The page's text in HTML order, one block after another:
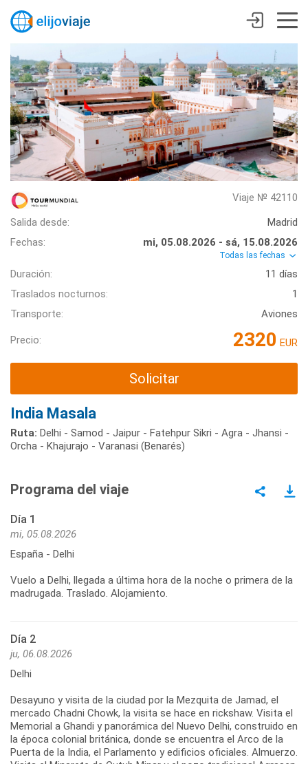
Viaje № 42110
Salida desde:
Madrid
Fechas:
mi, 05.08.2026 - sá, 15.08.2026
Todas las fechas
Duración:
11 días
Traslados nocturnos:
1
Transporte:
Aviones
Precio: 2320 EUR
Solicitar
India Masala
Ruta: Delhi - Samod - Jaipur - Fatehpur Sikri - Agra - Jhansi -
Orcha - Khajurajo - Varanasi (Benarés)
Programa del viaje
Día 1
mi, 05.08.2026
España - Delhi
Vuelo a Delhi, llegada a última hora de la noche o primera de la
madrugada. Traslado. Alojamiento.
Día 2
ju, 06.08.2026
Delhi
Desayuno y visita de la ciudad por la Mezquita de Jamad, el
mercado Chadni Chowk, la visita se hace en rickshaw. Visita el
Memorial a Ghandi y panorámica del Nuevo Delhi, construido en
la época colonial británica, donde se encuentra el Arco de la
Puerta de la India, el Parlamento y edificios oficiales. Almuerzo.